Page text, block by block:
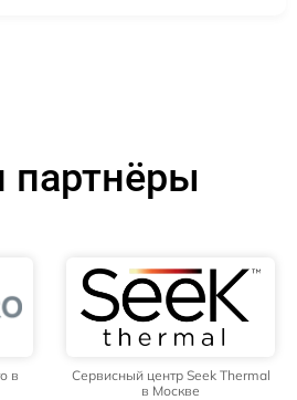
в
Сервисный центр Seek Thermal
в Москве